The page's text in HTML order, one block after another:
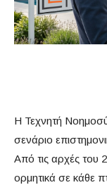
Η Τεχνητή
σενάριο
Από τις αρχές του
ορμητικά σε κάθε